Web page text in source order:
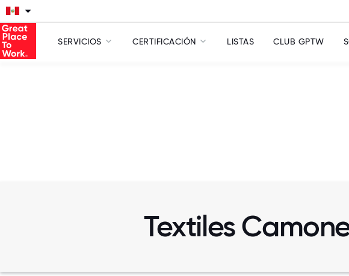
SERVICIOS CERTIFICACIÓN LISTAS CLUB GPTW
Textiles